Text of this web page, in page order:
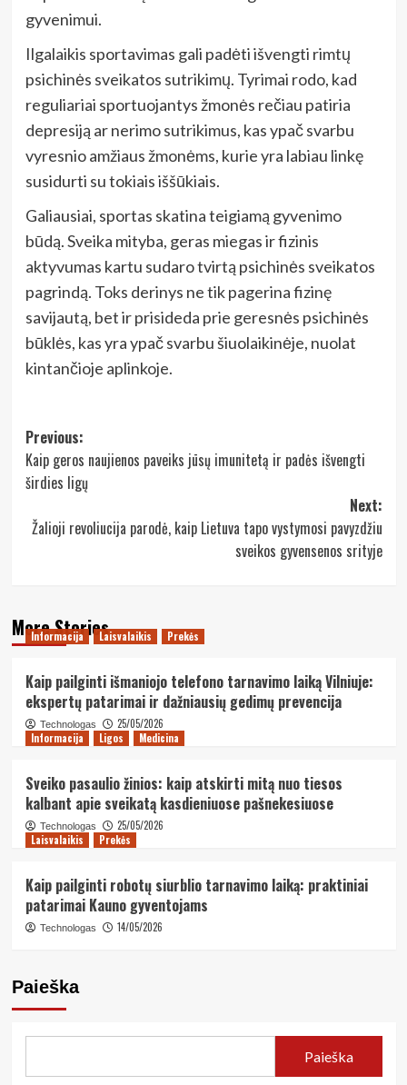
gyvenimui.
Ilgalaikis sportavimas gali padėti išvengti rimtų
psichinės sveikatos sutrikimų. Tyrimai rodo, kad
reguliariai sportuojantys žmonės rečiau patiria
depresiją ar nerimo sutrikimus, kas ypač svarbu
vyresnio amžiaus žmonėms, kurie yra labiau linkę
susidurti su tokiais iššūkiais.
Galiausiai, sportas skatina teigiamą gyvenimo
būdą. Sveika mityba, geras miegas ir fizinis
aktyvumas kartu sudaro tvirtą psichinės sveikatos
pagrindą. Toks derinys ne tik pagerina fizinę
savijautą, bet ir prisideda prie geresnės psichinės
būklės, kas yra ypač svarbu šiuolaikinėje, nuolat
kintančioje aplinkoje.
Post
navigation
Previous:
Kaip geros naujienos paveiks jūsų imunitetą ir padės išvengti
širdies ligų
Next:
Žalioji revoliucija parodė, kaip Lietuva tapo vystymosi pavyzdžiu
sveikos gyvensenos srityje
More Stories
Informacija Laisvalaikis Prekės
Kaip pailginti išmaniojo telefono tarnavimo laiką Vilniuje:
ekspertų patarimai ir dažniausių gedimų prevencija
Technologas
25/05/2026
Informacija
Ligos Medicina
Sveiko pasaulio žinios: kaip atskirti mitą nuo tiesos
kalbant apie sveikatą kasdieniuose pašnekesiuose
Technologas
25/05/2026
Laisvalaikis
Prekės
Kaip pailginti robotų siurblio tarnavimo laiką: praktiniai
patarimai Kauno gyventojams
Technologas 14/05/2026
Paieška
Paieška